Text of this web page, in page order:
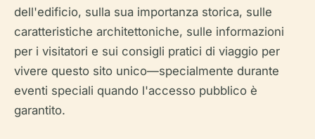
dell'edificio, sulla sua importanza storica, sulle
caratteristiche architettoniche, sulle informazioni
per i visitatori e sui consigli pratici di viaggio per
vivere questo sito unico—specialmente durante
eventi speciali quando l'accesso pubblico è
garantito.